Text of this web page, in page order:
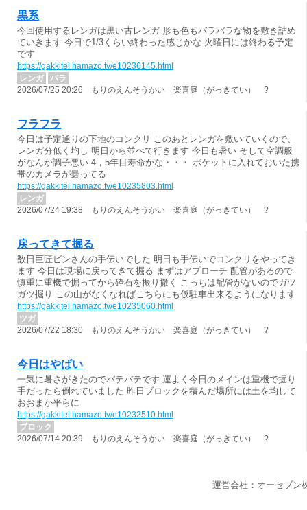
黒系
今回使用するレンガは黒い古レンガ 形も色もバラバラな物を敷き詰め
ていきます 今日で1/3くらい終わった感じかな 火曜日には終わる予定
です
https://gakkitei.hamazo.tv/e10236145.html
レンガ
バラ
2026/07/25 20:26 もりのえんそうかい 楽喜庭（がっきてい） ?
フラフラ
今日は予定通りの下地のコンクリ このあとレンガを敷いていくので、
レンガ分低く均し 明日から並べて行きます 今日も暑い そして空調服
がなんか調子悪い 4，5年目寿命かな・・・ ポケットに入れておいた携
帯のカメラが曇ってる
https://gakkitei.hamazo.tv/e10235803.html
レンガ
2026/07/24 19:38 もりのえんそうかい 楽喜庭（がっきてい） ?
戻ってきて掘る
数日巨匠ビンさんの手伝いでした 明日も手伝いでコンクリをやってき
ます 今日は現場に戻ってきて掘る まずはアプローチ 配管があるので
慎重に重機で掘ってから砕石を振り撒く こっちは配管がないのでガツ
ガツ掘り この山がなくなればこちらにも仮駐車出来るようになります
https://gakkitei.hamazo.tv/e10235060.html
ツガ
2026/07/22 18:30 もりのえんそうかい 楽喜庭（がっきてい） ?
今日はやばい
一気に暑さがきたのでバテバテです 運よく今日のメインは重機で掘り
手だったら倒れていました 昨日ブロックを積んだ場所には土を均して
おおまか平らに
https://gakkitei.hamazo.tv/e10232510.html
ブロック
2026/07/14 20:39 もりのえんそうかい 楽喜庭（がっきてい） ?
運営会社：オーセブン